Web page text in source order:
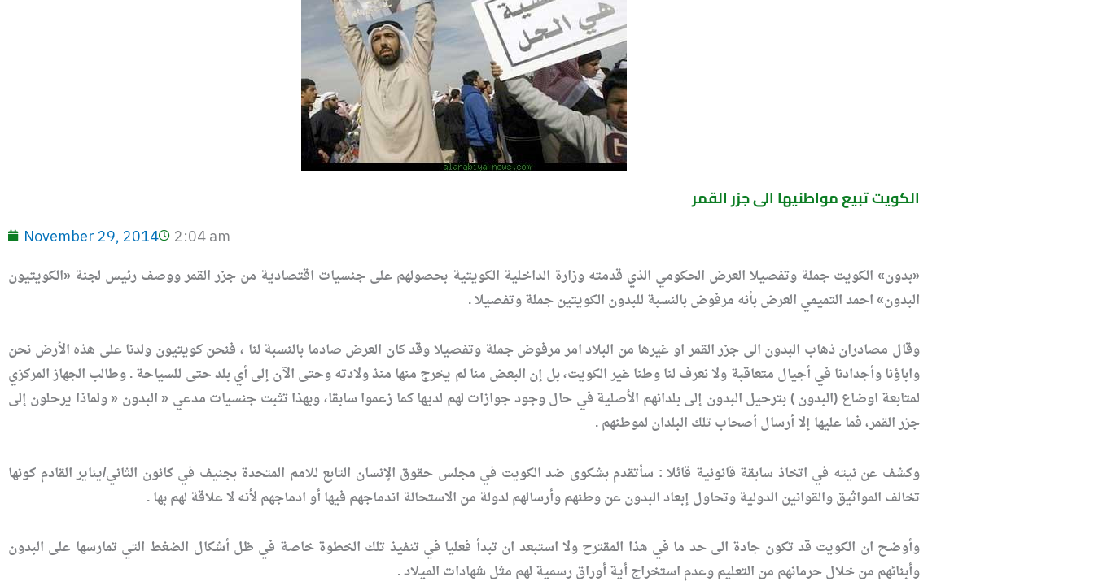
الكويت تبيع مواطنيها الى جزر القمر
November 29, 2014 2:04 am
«بدون» الكويت جملة وتفصيلا العرض الحكومي الذي قدمته وزارة الداخلية الكويتية بحصولهم على جنسيات اقتصادية من جزر القمر ووصف رئيس لجنة «الكويتيون
البدون» احمد التميمي العرض بأنه مرفوض بالنسبة للبدون الكويتين جملة وتفصيلا .
وقال مصادران ذهاب البدون الى جزر القمر او غيرها من البلاد امر مرفوض جملة وتفصيلا وقد كان العرض صادما بالنسبة لنا ، فنحن كويتيون ولدنا على هذه الأرض نحن
واباؤنا وأجدادنا في أجيال متعاقبة ولا نعرف لنا وطنا غير الكويت، بل إن البعض منا لم يخرج منها منذ ولادته وحتى الآن إلى أي بلد حتى للسياحة . وطالب الجهاز المركزي
لمتابعة اوضاع (البدون ) بترحيل البدون إلى بلدانهم الأصلية في حال وجود جوازات لهم لديها كما زعموا سابقا، وبهذا تثبت جنسيات مدعي « البدون « ولماذا يرحلون إلى
جزر القمر، فما عليها إلا أرسال أصحاب تلك البلدان لموطنهم .
وكشف عن نيته في اتخاذ سابقة قانونية قائلا : سأتقدم بشكوى ضد الكويت في مجلس حقوق الإنسان التابع للامم المتحدة بجنيف في كانون الثاني/يناير القادم كونها
تخالف المواثيق والقوانين الدولية وتحاول إبعاد البدون عن وطنهم وأرسالهم لدولة من الاستحالة اندماجهم فيها أو ادماجهم لأنه لا علاقة لهم بها .
وأوضح ان الكويت قد تكون جادة الى حد ما في هذا المقترح ولا استبعد ان تبدأ فعليا في تنفيذ تلك الخطوة خاصة في ظل أشكال الضغط التي تمارسها على البدون
وأبنائهم من خلال حرمانهم من التعليم وعدم استخراج أية أوراق رسمية لهم مثل شهادات الميلاد .